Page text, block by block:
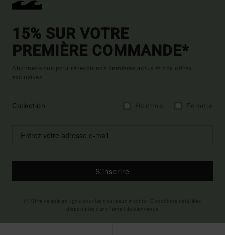
15% SUR VOTRE
PREMIÈRE COMMANDE*
Abonnez-vous pour recevoir nos dernières actus et nos offres
exclusives.
Collection
S'inscrire